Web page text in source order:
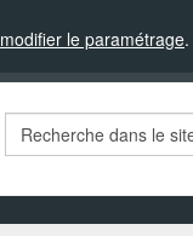
modifier le paramétrage.
Rechercher